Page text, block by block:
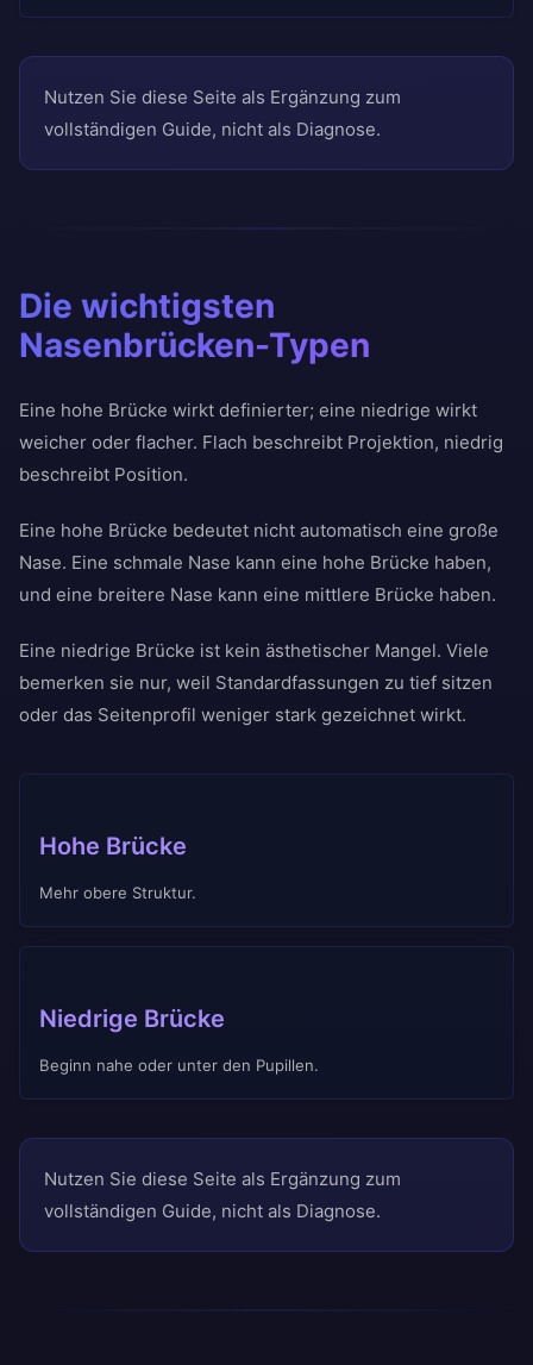
Nutzen Sie diese Seite als Ergänzung zum
vollständigen Guide, nicht als Diagnose.
Die wichtigsten
Nasenbrücken-Typen
Eine hohe Brücke wirkt definierter; eine niedrige wirkt
weicher oder flacher. Flach beschreibt Projektion, niedrig
beschreibt Position.
Eine hohe Brücke bedeutet nicht automatisch eine große
Nase. Eine schmale Nase kann eine hohe Brücke haben,
und eine breitere Nase kann eine mittlere Brücke haben.
Eine niedrige Brücke ist kein ästhetischer Mangel. Viele
bemerken sie nur, weil Standardfassungen zu tief sitzen
oder das Seitenprofil weniger stark gezeichnet wirkt.
Hohe Brücke
Mehr obere Struktur.
Niedrige Brücke
Beginn nahe oder unter den Pupillen.
Nutzen Sie diese Seite als Ergänzung zum
vollständigen Guide, nicht als Diagnose.